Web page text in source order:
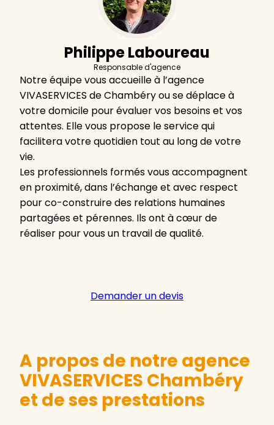
Philippe Laboureau
Responsable d'agence
Notre équipe vous accueille à l’agence
VIVASERVICES de Chambéry ou se déplace à
votre domicile pour évaluer vos besoins et vos
attentes. Elle vous propose le service qui
facilitera votre quotidien tout au long de votre
vie.
Les professionnels formés vous accompagnent
en proximité, dans l’échange et avec respect
pour co-construire des relations humaines
partagées et pérennes. Ils ont à cœur de
réaliser pour vous un travail de qualité.
Demander un devis
A propos de notre agence
VIVASERVICES Chambéry
et de ses prestations